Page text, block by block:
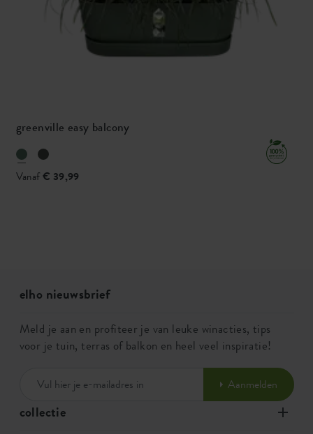
greenville easy balcony
Vanaf€ 39,99
collectie
elho nieuwsbrief
Meld je aan en profiteer je van leuke winacties, tips
voor je tuin, terras of balkon en heel veel inspiratie!
Aanmelden